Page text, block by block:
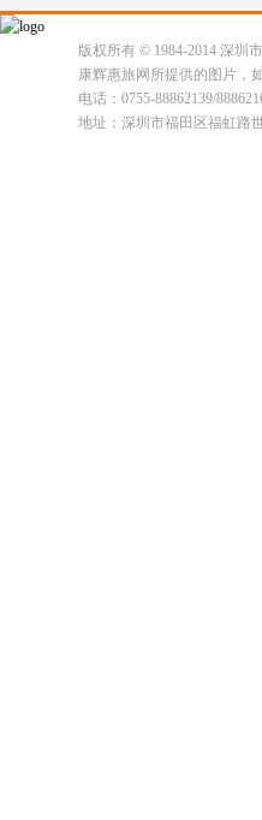
版权所有 © 1984-2014 深圳
康辉惠旅网所提供的图片，
电话：0755-88862139/
地址：深圳市福田区福虹路